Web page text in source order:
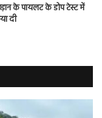
के पायलट के डोप टेस्ट में
दी